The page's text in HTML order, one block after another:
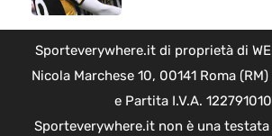
Sporteverywhere.it di proprietà di
Nicola Marchese 10, 00141 Roma
e Partita I.V.A.
Sporteverywhere.it non è una